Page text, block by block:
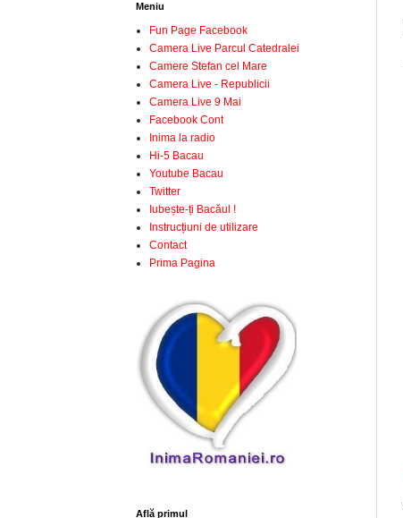
Meniu
Fun Page Facebook
Camera Live Parcul Catedralei
Camere Stefan cel Mare
Camera Live - Republicii
Camera Live 9 Mai
Facebook Cont
Inima la radio
Hi-5 Bacau
Youtube Bacau
Twitter
Iubește-ți Bacăul !
Instrucțiuni de utilizare
Contact
Prima Pagina
Află primul